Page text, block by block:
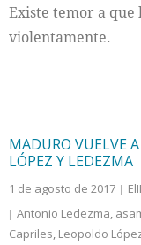
Existe temor a
violentamente.
MADURO VUELVE
LÓPEZ Y LEDEZMA
1 de agosto de 2017
Antonio Ledezma,
Capriles, Leopoldo